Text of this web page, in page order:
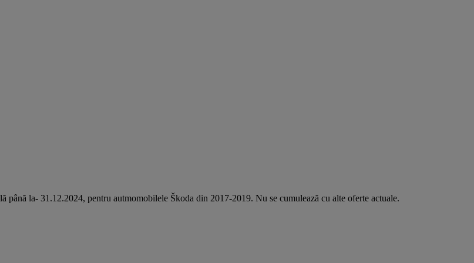
până la- 31.12.2024, pentru autmomobilele Škoda din 2017-2019. Nu se cumulează cu alte oferte actuale.